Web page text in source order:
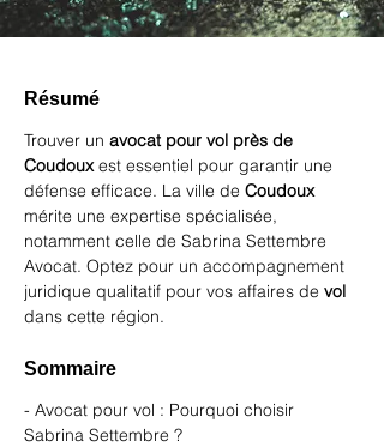
Résumé
Trouver un avocat pour vol près de
Coudoux est essentiel pour garantir une
défense efficace. La ville de Coudoux
mérite une expertise spécialisée,
notamment celle de Sabrina Settembre
Avocat. Optez pour un accompagnement
juridique qualitatif pour vos affaires de vol
dans cette région.
Sommaire
- Avocat pour vol : Pourquoi choisir
Sabrina Settembre ?